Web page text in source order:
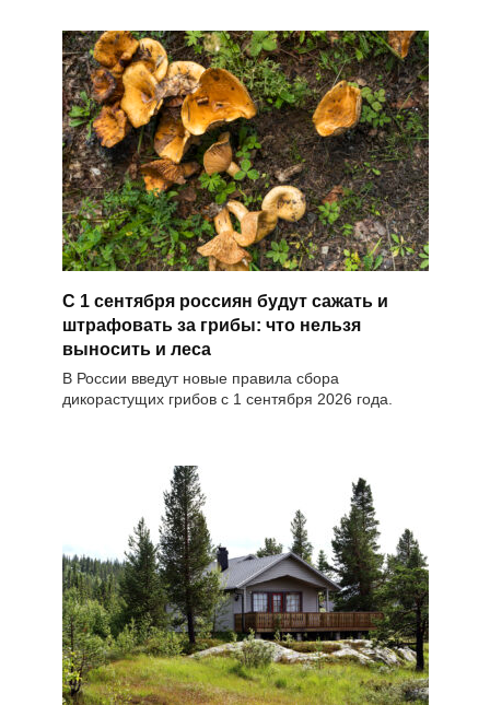
С 1 сентября россиян будут сажать и
штрафовать за грибы: что нельзя
выносить и леса
В России введут новые правила сбора
дикорастущих грибов с 1 сентября 2026 года.